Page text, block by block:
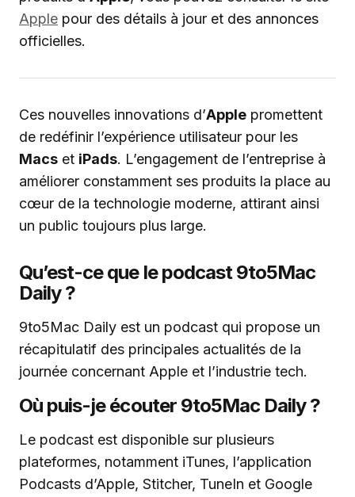
Apple pour des détails à jour et des annonces
officielles.
Ces nouvelles innovations d’Apple promettent
de redéfinir l’expérience utilisateur pour les
Macs et iPads. L’engagement de l’entreprise à
améliorer constamment ses produits la place au
cœur de la technologie moderne, attirant ainsi
un public toujours plus large.
Qu’est-ce que le podcast 9to5Mac
Daily ?
9to5Mac Daily est un podcast qui propose un
récapitulatif des principales actualités de la
journée concernant Apple et l’industrie tech.
Où puis-je écouter 9to5Mac Daily ?
Le podcast est disponible sur plusieurs
plateformes, notamment iTunes, l’application
Podcasts d’Apple, Stitcher, TuneIn et Google